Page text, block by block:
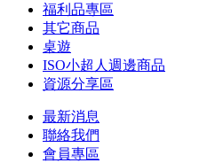
福利品專區
其它商品
桌遊
ISO小超人週邊商品
資源分享區
最新消息
聯絡我們
會員專區